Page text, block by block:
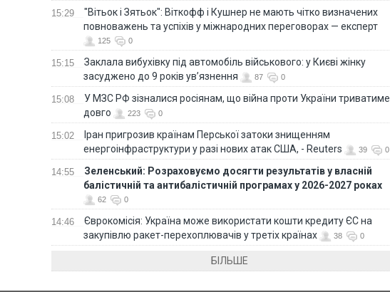
15:29
"Вітьок і Зятьок": Віткофф і Кушнер не мають чітко визначених
повноважень та успіхів у міжнародних переговорах — експерт
125 0
15:15
Заклала вибухівку під автомобіль військового: у Києві жінку
засуджено до 9 років ув’язнення
87 0
15:08
У МЗС РФ зізналися росіянам, що війна проти України триватиме
довго
223 0
15:02
Іран пригрозив країнам Перської затоки знищенням
енергоінфраструктури у разі нових атак США, - Reuters
39 0
14:55
Зеленський: Розраховуємо досягти результатів у власній
балістичній та антибалістичній програмах у 2026-2027 роках
62 0
14:46
Єврокомісія: Україна може використати кошти кредиту ЄС на
закупівлю ракет-перехоплювачів у третіх країнах
38 0
БІЛЬШЕ